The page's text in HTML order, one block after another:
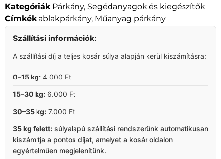
Kategóriák Párkány, Segédanyagok és kiegészítők
Címkék ablakpárkány, Műanyag párkány
Szállítási információk:
A szállítási díj a teljes kosár súlya alapján kerül kiszámításra:
0–15 kg: 4.000 Ft
15–30 kg: 6.000 Ft
30–35 kg: 7.000 Ft
35 kg felett: súlyalapú szállítási rendszerünk automatikusan
kiszámítja a pontos díjat, amelyet a kosár oldalon
egyértelműen megjelenítünk.